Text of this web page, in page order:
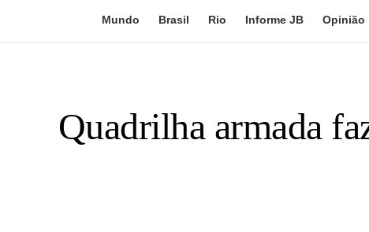
Mundo Brasil Rio Informe JB Opinião
Quadrilha armada